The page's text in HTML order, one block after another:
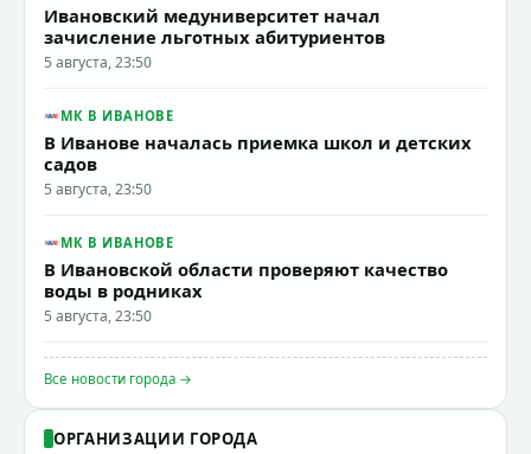
Ивановский медуниверситет начал
зачисление льготных абитуриентов
5 августа, 23:50
МК В ИВАНОВЕ
В Иванове началась приемка школ и детских
садов
5 августа, 23:50
МК В ИВАНОВЕ
В Ивановской области проверяют качество
воды в родниках
5 августа, 23:50
Все новости города →
ОРГАНИЗАЦИИ ГОРОДА